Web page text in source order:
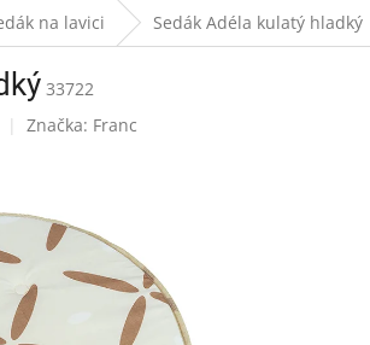
na lavici Sedák Adéla kulatý hladký
33722
Značka: Franc